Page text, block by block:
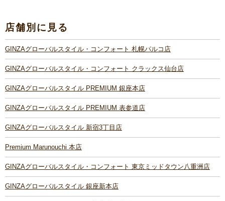
店舗別に見る
GINZAグローバルスタイル・コンフォート 札幌パルコ店
GINZAグローバルスタイル・コンフォート クラックス仙台店
GINZAグローバルスタイル PREMIUM 銀座本店
GINZAグローバルスタイル PREMIUM 表参道店
GINZAグローバルスタイル 新宿3丁目店
Premium Marunouchi 本店
GINZAグローバルスタイル・コンフォート 東京ミッドタウン八重洲店
GINZAグローバルスタイル 銀座新本店